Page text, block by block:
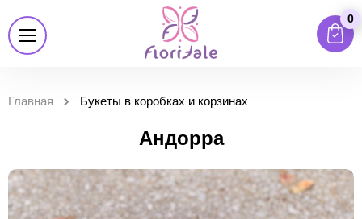
0
Главная Букеты в коробках и корзинах
Андорра